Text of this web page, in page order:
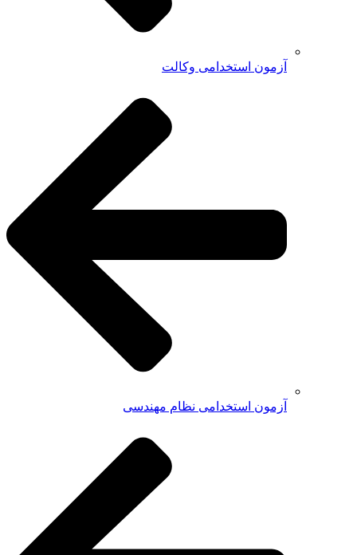
آزمون استخدامی وکالت
آزمون استخدامی نظام مهندسی